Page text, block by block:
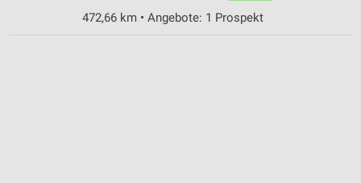
472,66 km • Angebote: 1 Prospekt